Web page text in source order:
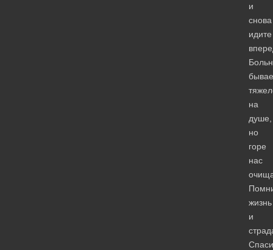
и
снова
идите
на
душе,
но
горе
нас
жизнь
и